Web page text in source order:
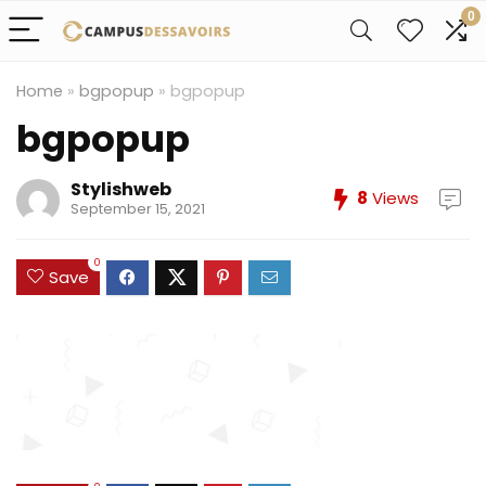
0
Home » bgpopup » bgpopup
bgpopup
Stylishweb
September 15, 2021 8 Views
Save
0